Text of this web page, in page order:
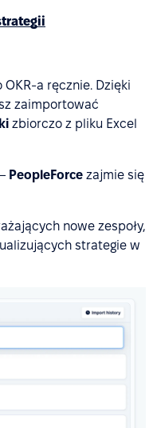
a ręcznie. Dzięki
zaimportować
zbiorczo z pliku Excel
PeopleForce zajmie się
nowe zespoły,
strategie w